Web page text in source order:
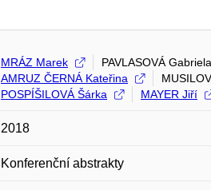
MRÁZ Marek PAVLASOVÁ Gabriela
AMRUZ ČERNÁ Kateřina
POSPÍŠILOVÁ Šárka
MAYER Jiří
2018
Konferenční abstrakty